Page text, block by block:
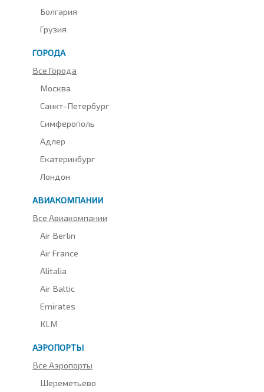
Болгария
Грузия
ГОРОДА
Все Города
Москва
Санкт-Петербург
Симферополь
Адлер
Екатеринбург
Лондон
АВИАКОМПАНИИ
Все Авиакомпании
Air Berlin
Air France
Alitalia
Air Baltic
Emirates
KLM
АЭРОПОРТЫ
Все Аэропорты
Шереметьево